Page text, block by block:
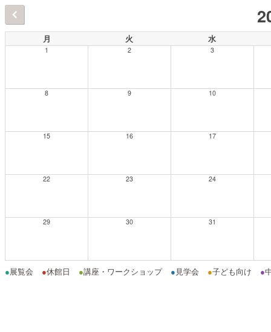
月 火 水
1 2 3
8 9 10
15 16 17
22 23 24
29 30 31
●展覧会 ●休館日 ●講座・ワークショップ ● 見学会 ●子ども向け ●